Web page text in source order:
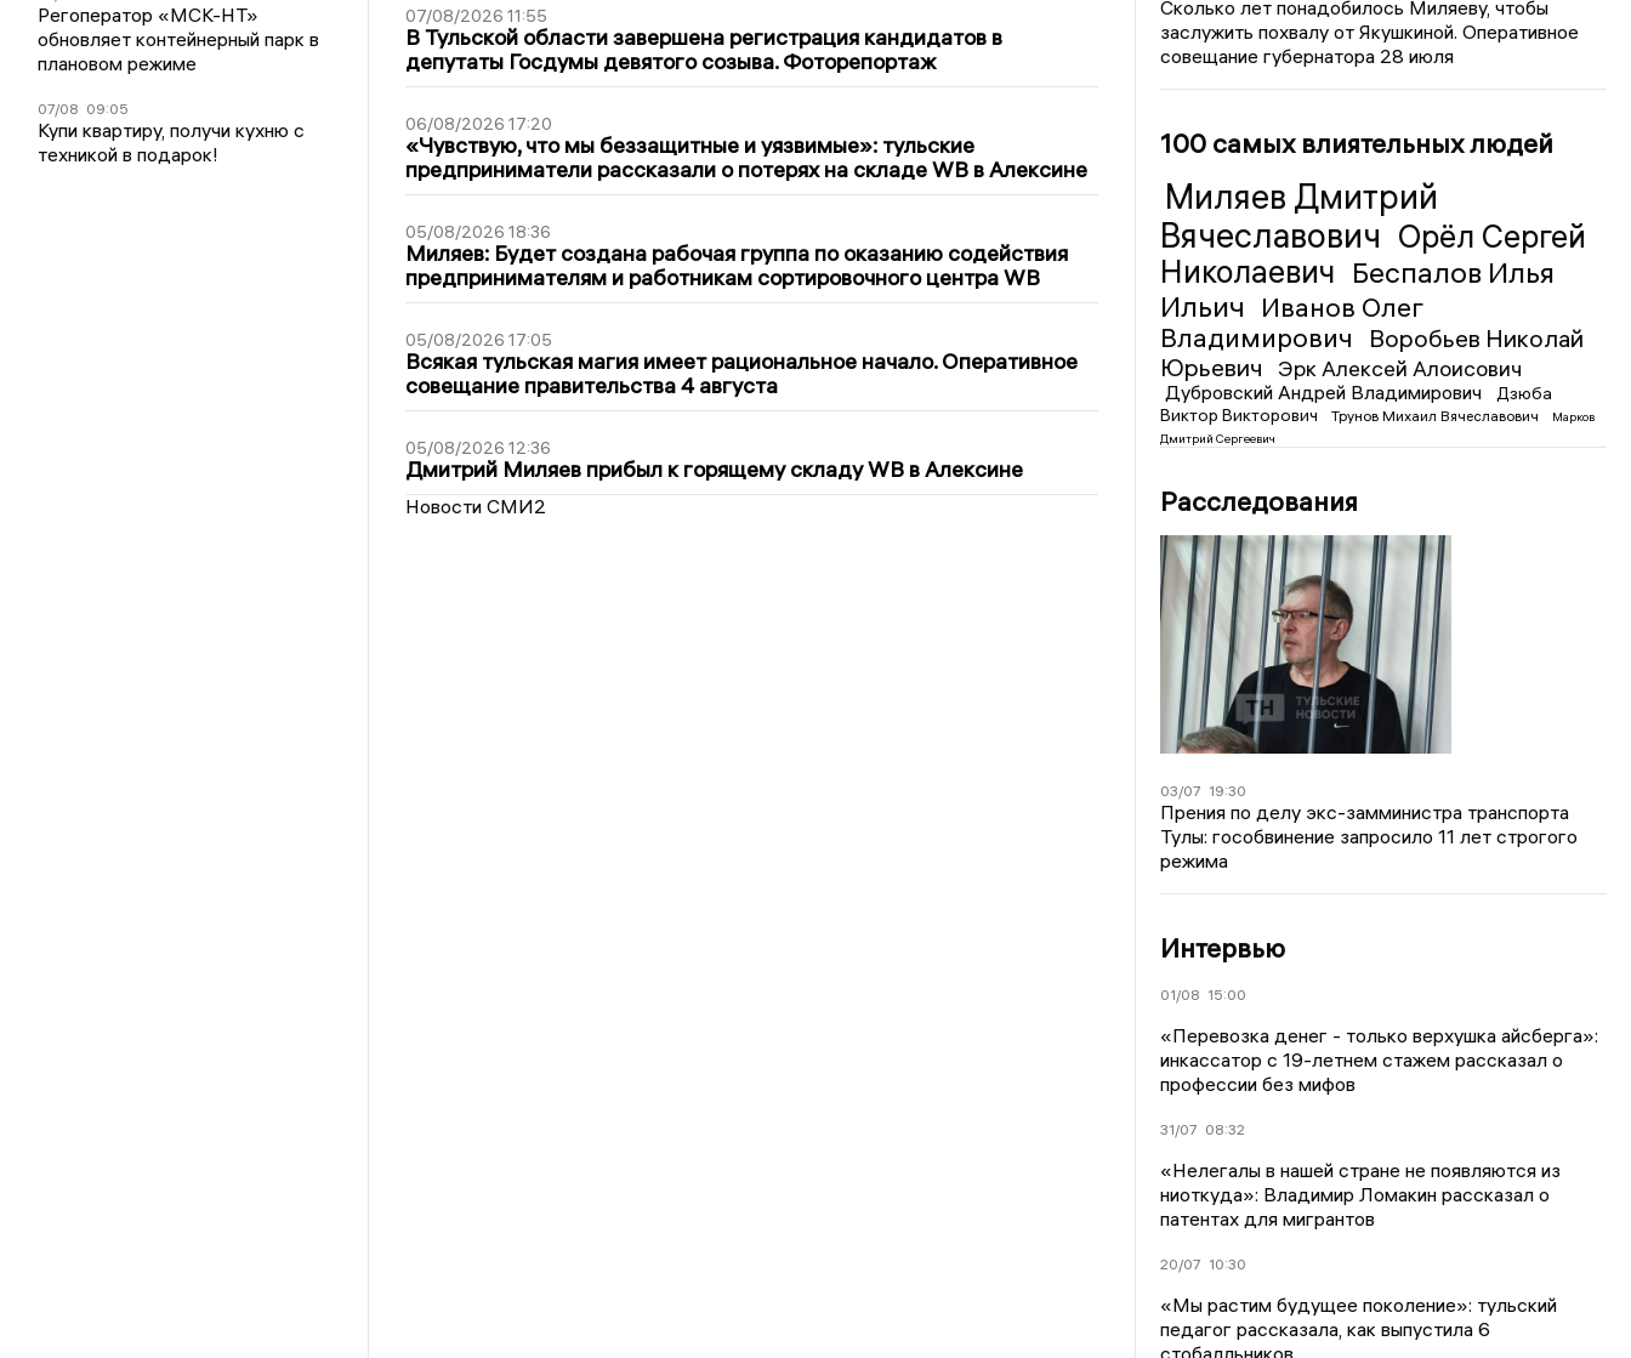
Регоператор «МСК-НТ»
обновляет контейнерный парк в
плановом режиме
07/08 09:05
Купи квартиру, получи кухню с
техникой в подарок!
07/08/2026 11:55
В Тульской области завершена регистрация кандидатов в
депутаты Госдумы девятого созыва. Фоторепортаж
06/08/2026 17:20
«Чувствую, что мы беззащитные и уязвимые»: тульские
предприниматели рассказали о потерях на складе WB в Алексине
05/08/2026 18:36
Миляев: Будет создана рабочая группа по оказанию содействия
предпринимателям и работникам сортировочного центра WB
05/08/2026 17:05
Всякая тульская магия имеет рациональное начало. Оперативное
совещание правительства 4 августа
05/08/2026 12:36
Дмитрий Миляев прибыл к горящему складу WB в Алексине
Новости СМИ2
Сколько лет понадобилось Миляеву, чтобы
заслужить похвалу от Якушкиной. Оперативное
совещание губернатора 28 июля
100 самых влиятельных людей
Миляев Дмитрий
Вячеславович Орёл Сергей
Николаевич Беспалов Илья
Ильич
Иванов Олег
Владимирович
Воробьев Николай
Юрьевич
Эрк Алексей Алоисович
Дубровский Андрей Владимирович
Дзюба
Виктор Викторович
Трунов Михаил Вячеславович
Марков
Дмитрий Сергеевич
Расследования
03/07 19:30
Прения по делу экс-замминистра транспорта
Тулы: гособвинение запросило 11 лет строгого
режима
Интервью
01/08 15:00
«Перевозка денег - только верхушка айсберга»:
инкассатор с 19-летнем стажем рассказал о
профессии без мифов
31/07 08:32
«Нелегалы в нашей стране не появляются из
ниоткуда»: Владимир Ломакин рассказал о
патентах для мигрантов
20/07 10:30
«Мы растим будущее поколение»: тульский
педагог рассказала, как выпустила 6
стобалльников